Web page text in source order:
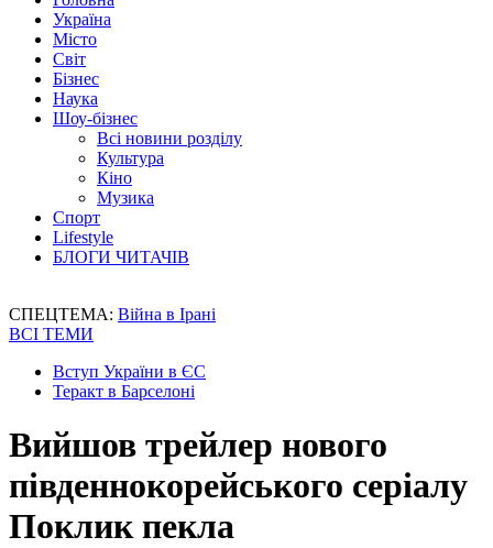
Україна
Місто
Світ
Бізнес
Наука
Шоу-бізнес
Всі новини розділу
Культура
Кіно
Музика
Спорт
Lifestyle
БЛОГИ ЧИТАЧІВ
СПЕЦТЕМА: Війна в Ірані
ВСІ ТЕМИ
Вступ України в ЄС
Теракт в Барселоні
Вийшов трейлер нового
південнокорейського серіалу
Поклик пекла